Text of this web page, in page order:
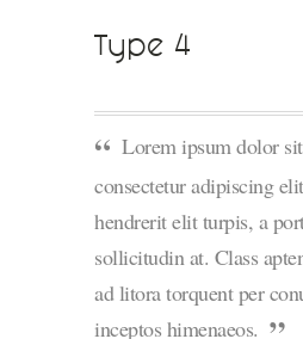
Type 4
Lorem ipsum dolor
consectetur adipiscing
hendrerit elit turpis, a
sollicitudin at. Class
ad litora torquent per
inceptos himenaeos.